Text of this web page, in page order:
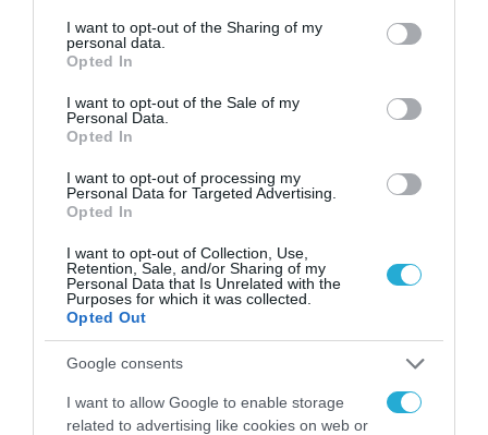
not limited to your visit or usage behaviour. You may click to
grant or deny consent to Google and its third-party tags to
use your data for below specified purposes in below Google
consent section.
I want to opt-out of the Sharing of my
personal data.
Opted In
I want to opt-out of the Sale of my
Personal Data.
Opted In
I want to opt-out of processing my
Personal Data for Targeted Advertising.
Opted In
I want to opt-out of Collection, Use,
Retention, Sale, and/or Sharing of my
Personal Data that Is Unrelated with the
Purposes for which it was collected.
Opted Out
Google consents
I want to allow Google to enable storage
related to advertising like cookies on web or
εκδήλωση«6 χρόνια gov.gr: Κλικ και έγινε!»
στην Τεχνόπολη του Δήμου Αθηναίων
πλαίσιο του προγράμματος «Ελλάδα 2.0» και
με χρηματοδότηση από το
Η παρουσία του πρωθυπουργού προσδίδει
θεσμικό βάρος
συνδεθεί με τον συνολικό εκσυγχρονισμό
του κράτους. Συνολικά, η εικόνα που
διαμορφώνεται είναι ότι ο ψηφιακός
μετασχηματισμός δεν αξιολογείται πλέον
ως σχέδιο, αλλά ως αποτέλεσμα. Το κράτος
αρχίζει να μετρά την απόδοσή του μέσα από